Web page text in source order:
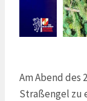
Am Abend des
Straßengel zu